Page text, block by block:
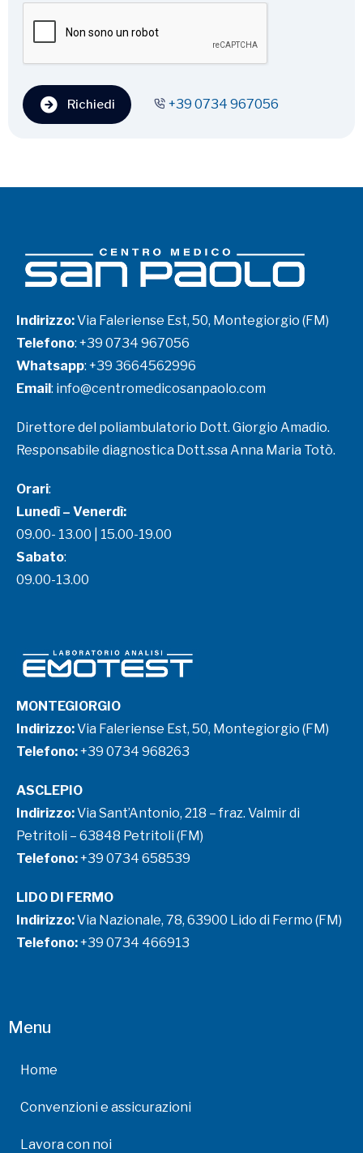
Richiedi +39 0734 967056
Indirizzo:Via Faleriense Est, 50, Montegiorgio (FM)
Telefono: +39 0734 967056
Whatsapp: +39 3664562996
Email: info@centromedicosanpaolo.com
Direttore del poliambulatorio Dott. Giorgio Amadio.
Responsabile diagnostica Dott.ssa Anna Maria Totò.
Orari:
Lunedì – Venerdì:
09.00- 13.00 | 15.00-19.00
Sabato:
09.00-13.00
MONTEGIORGIO
Indirizzo:Via Faleriense Est, 50, Montegiorgio (FM)
Telefono:+39 0734 968263
ASCLEPIO
Indirizzo:Via Sant’Antonio, 218 – fraz. Valmir di
Petritoli – 63848 Petritoli (FM)
Telefono:+39 0734 658539
LIDO DI FERMO
Indirizzo:Via Nazionale, 78, 63900 Lido di Fermo (FM)
Telefono:+39 0734 466913
Menu
Home
Convenzioni e assicurazioni
Lavora con noi